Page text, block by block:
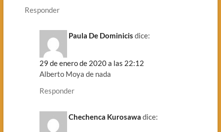
Responder
Paula De Dominicis dice:
29 de enero de 2020 a las 22:12
Alberto Moya de nada
Responder
Chechenca Kurosawa dice: